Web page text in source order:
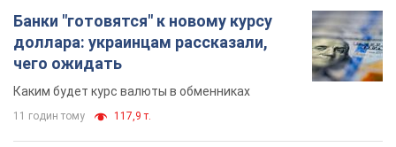
субальпийские луга – редкие природные
комплексы, которые формировались на протяжении сотен
лет